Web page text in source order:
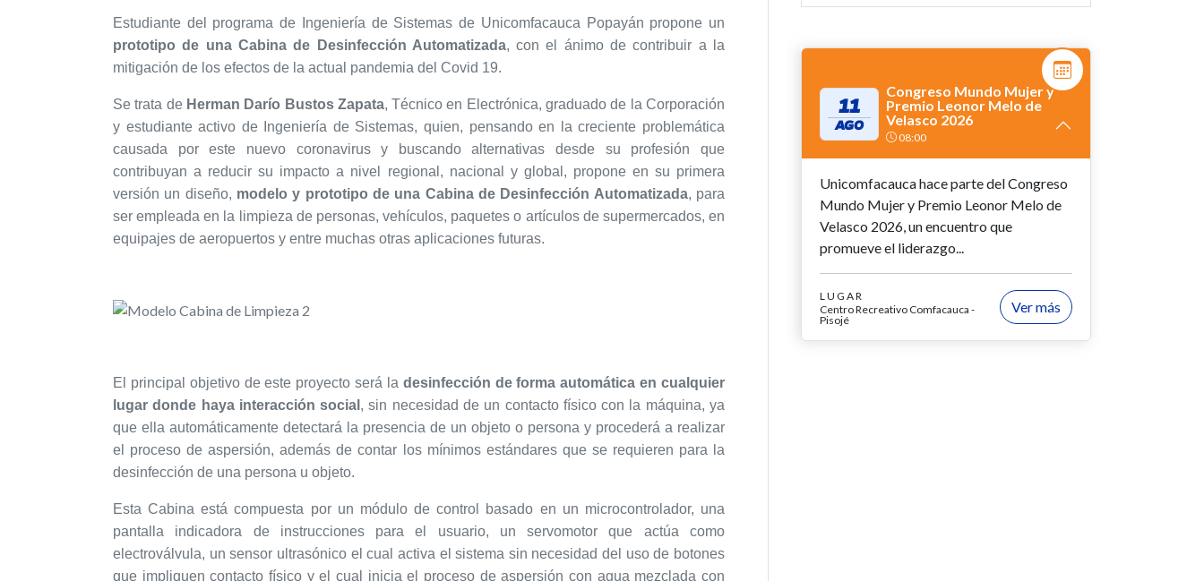
Estudiante del programa de Ingeniería de Sistemas de Unicomfacauca Popayán propone un
prototipo de una Cabina de Desinfección Automatizada, con el ánimo de contribuir a la
mitigación de los efectos de la actual pandemia del Covid 19.
Se trata deHerman Darío Bustos Zapata, Técnico en Electrónica, graduado de la Corporación
y estudiante activo de Ingeniería de Sistemas, quien, pensando en la creciente problemática
causada por este nuevo coronavirus y buscando alternativas desde su profesión que
contribuyan a reducir su impacto a nivel regional, nacional y global, propone en su primera
versión un diseño, modelo y prototipo de una Cabina de Desinfección Automatizada, para
ser empleada en la limpieza de personas, vehículos, paquetes o artículos de supermercados, en
equipajes de aeropuertos y entre muchas otras aplicaciones futuras.
El principal objetivo de este proyecto será la desinfección de forma automática en cualquier
lugar donde haya interacción social , sin necesidad de un contacto físico con la máquina, ya
que ella automáticamente detectará la presencia de un objeto o persona y procederá a realizar
el proceso de aspersión, además de contar los mínimos estándares que se requieren para la
desinfección de una persona u objeto.
Esta Cabina está compuesta por un módulo de control basado en un microcontrolador, una
pantalla indicadora de instrucciones para el usuario, un servomotor que actúa como
electroválvula, un sensor ultrasónico el cual activa el sistema sin necesidad del uso de botones
que impliquen contacto físico y el cual inicia el proceso de aspersión con agua mezclada con
11
AGO
Congreso Mundo Mujer y
Premio Leonor Melo de
Velasco 2026
08:00
Unicomfacauca hace parte del Congreso
Mundo Mujer y Premio Leonor Melo de
Velasco 2026, un encuentro que
promueve el liderazgo...
LUGAR
Centro Recreativo Comfacauca -
Pisojé
Ver más